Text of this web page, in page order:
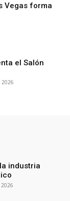
Vegas forma
el Salón
2026
industria
2026